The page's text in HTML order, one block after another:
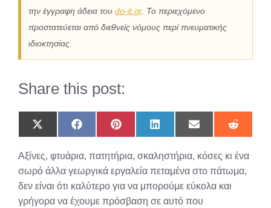
την έγγραφη άδεια του do-it.gr. Το περιεχόμενο
προστατεύεται από διεθνείς νόμους περί πνευματικής
ιδιοκτησίας.
Share this post:
Share
on
(Twitter)
Share
on
Share
on
Share
on
Share
on
Share
on
Αξίνες, φτυάρια, πατητήρια, σκαληστήρια, κόσες κι ένα
σωρό άλλα γεωργικά εργαλεία πεταμένα στο πάτωμα,
δεν είναι ότι καλύτερο για να μπορούμε εύκολα και
γρήγορα να έχουμε πρόσβαση σε αυτό που